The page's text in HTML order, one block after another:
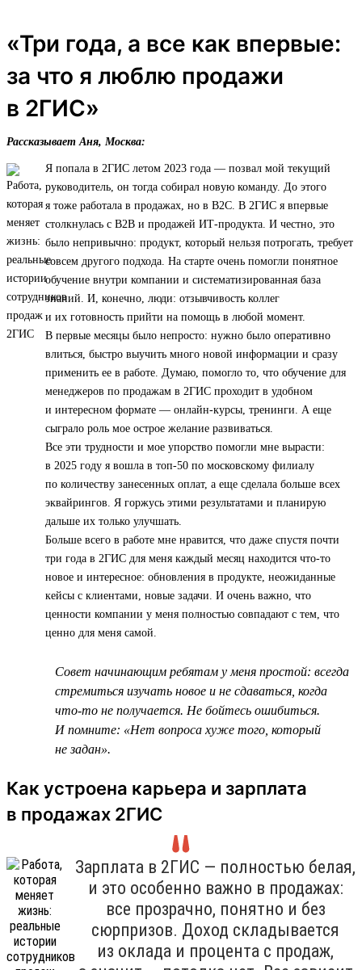
«Три года, а все как впервые:
за что я люблю продажи
в 2ГИС»
Рассказывает Аня, Москва:
Я попала в 2ГИС летом 2023 года — позвал мой текущий
руководитель, он тогда собирал новую команду. До этого
я тоже работала в продажах, но в B2C. В 2ГИС я впервые
столкнулась с B2B и продажей ИТ‑продукта. И честно, это
было непривычно: продукт, который нельзя потрогать, требует
совсем другого подхода. На старте очень помогли понятное
обучение внутри компании и систематизированная база
знаний. И, конечно, люди: отзывчивость коллег
и их готовность прийти на помощь в любой момент.
В первые месяцы было непросто: нужно было оперативно
влиться, быстро выучить много новой информации и сразу
применить ее в работе. Думаю, помогло то, что обучение для
менеджеров по продажам в 2ГИС проходит в удобном
и интересном формате — онлайн-курсы, тренинги. А еще
сыграло роль мое острое желание развиваться.
Все эти трудности и мое упорство помогли мне вырасти:
в 2025 году я вошла в топ‑50 по московскому филиалу
по количеству занесенных оплат, а еще сделала больше всех
эквайрингов. Я горжусь этими результатами и планирую
дальше их только улучшать.
Больше всего в работе мне нравится, что даже спустя почти
три года в 2ГИС для меня каждый месяц находится что-то
новое и интересное: обновления в продукте, неожиданные
кейсы с клиентами, новые задачи. И очень важно, что
ценности компании у меня полностью совпадают с тем, что
ценно для меня самой.
Совет начинающим ребятам у меня простой: всегда
стремиться изучать новое и не сдаваться, когда
что-то не получается. Не бойтесь ошибиться.
И помните: «Нет вопроса хуже того, который
не задан».
Как устроена карьера и зарплата
в продажах 2ГИС
Зарплата в 2ГИС — полностью белая,
и это особенно важно в продажах:
все прозрачно, понятно и без
сюрпризов. Доход складывается
из оклада и процента с продаж,